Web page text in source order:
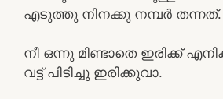
എടുത്തു നിനക്കു നമ്പർ തന്നത്.
നീ ഒന്നു മിണ്ടാതെ ഇരിക്ക്
വട്ട് പിടിച്ചു ഇരിക്കുവാ.